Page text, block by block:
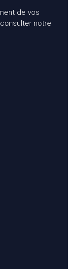
de vos
notre